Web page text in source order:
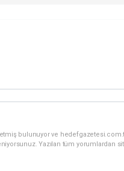
bulunuyor ve
Yazılan tüm